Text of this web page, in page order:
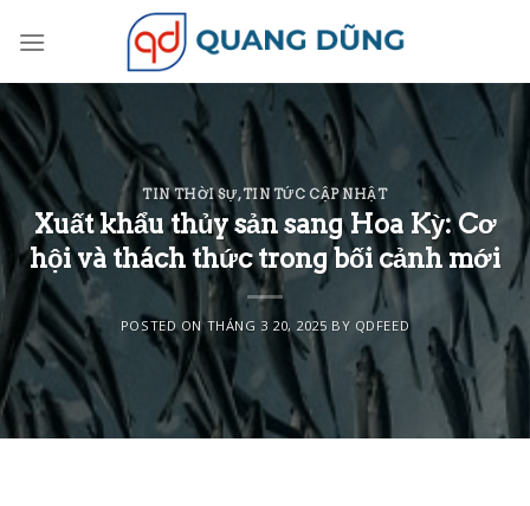
TIN THỜI SỰ,TIN TỨC CẬP NHẬT
Xuất khẩu thủy sản sang Hoa Kỳ: Cơ
hội và thách thức trong bối cảnh mới
POSTED ON THÁNG 3 20, 2025 BY QDFEED